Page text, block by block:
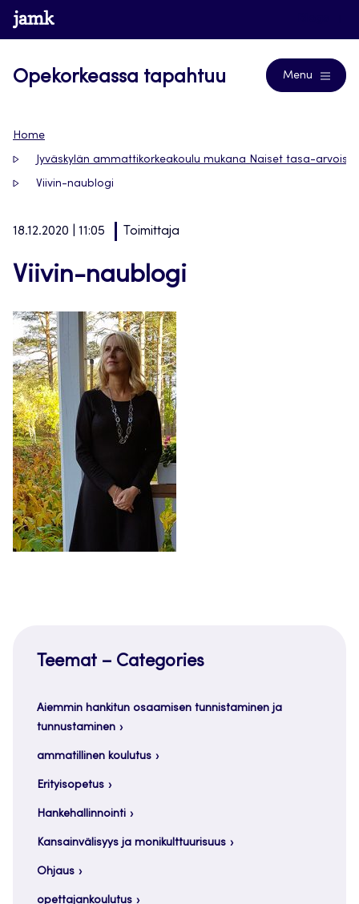
Siirry
suoraan
www.jamk.fi
Opekorkeassa tapahtuu Menu
Home
Jyväskylän ammattikorkeakoulu mukana Naiset tasa-
Viivin-naublogi
18.12.2020 | 11:05 Toimittaja
Viivin-naublogi
Teemat – Categories
Aiemmin hankitun osaamisen tunnistaminen ja
tunnustaminen
ammatillinen koulutus
Erityisopetus
Hankehallinnointi
Kansainvälisyys ja monikulttuurisuus
Ohjaus
opettajankoulutus